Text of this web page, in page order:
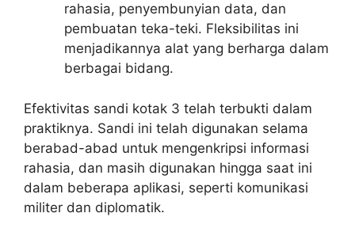
rahasia, penyembunyian data, dan
pembuatan teka-teki. Fleksibilitas ini
menjadikannya alat yang berharga dalam
berbagai bidang.
Efektivitas sandi kotak 3 telah terbukti dalam
praktiknya. Sandi ini telah digunakan selama
berabad-abad untuk mengenkripsi informasi
rahasia, dan masih digunakan hingga saat ini
dalam beberapa aplikasi, seperti komunikasi
militer dan diplomatik.